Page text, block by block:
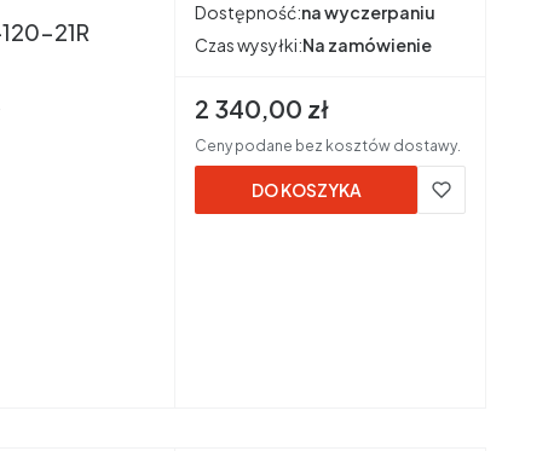
120-21R
Dostępność:na wyczerpaniu
Czas wysyłki:Na zamówienie
Cena brutto
2 340,00 zł
Ceny podane bez kosztów dostawy.
DO KOSZYKA